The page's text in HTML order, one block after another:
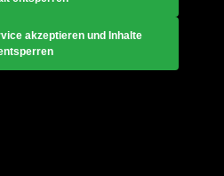
akzeptieren und Inhalte